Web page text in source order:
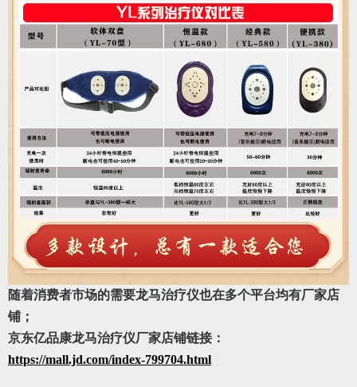
随着消费者市场的需要龙马治疗仪也在多个平台均有厂家店
铺；
京东亿品康龙马治疗仪厂家店铺链接：
https://mall.jd.com/index-799704.html